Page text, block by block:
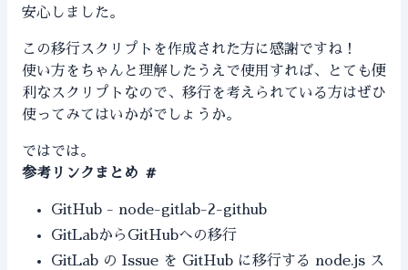
安心しました。
この移行スクリプトを作成された方に感謝ですね！
使い方をちゃんと理解したうえで使用すれば、とても便
利なスクリプトなので、移行を考えられている方はぜひ
使ってみてはいかがでしょうか。
ではでは。
参考リンクまとめ #
GitHub - node-gitlab-2-github
GitLabからGitHubへの移行
GitLab の Issue を GitHub に移行する node.js ス